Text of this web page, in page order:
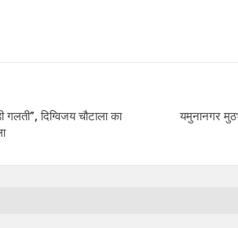
गलती”, दिग्विजय चौटाला का
यमुनानगर